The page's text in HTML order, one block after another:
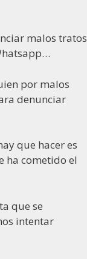
malos tratos
por malos
denunciar
que hacer es
ha cometido el
que se
intentar